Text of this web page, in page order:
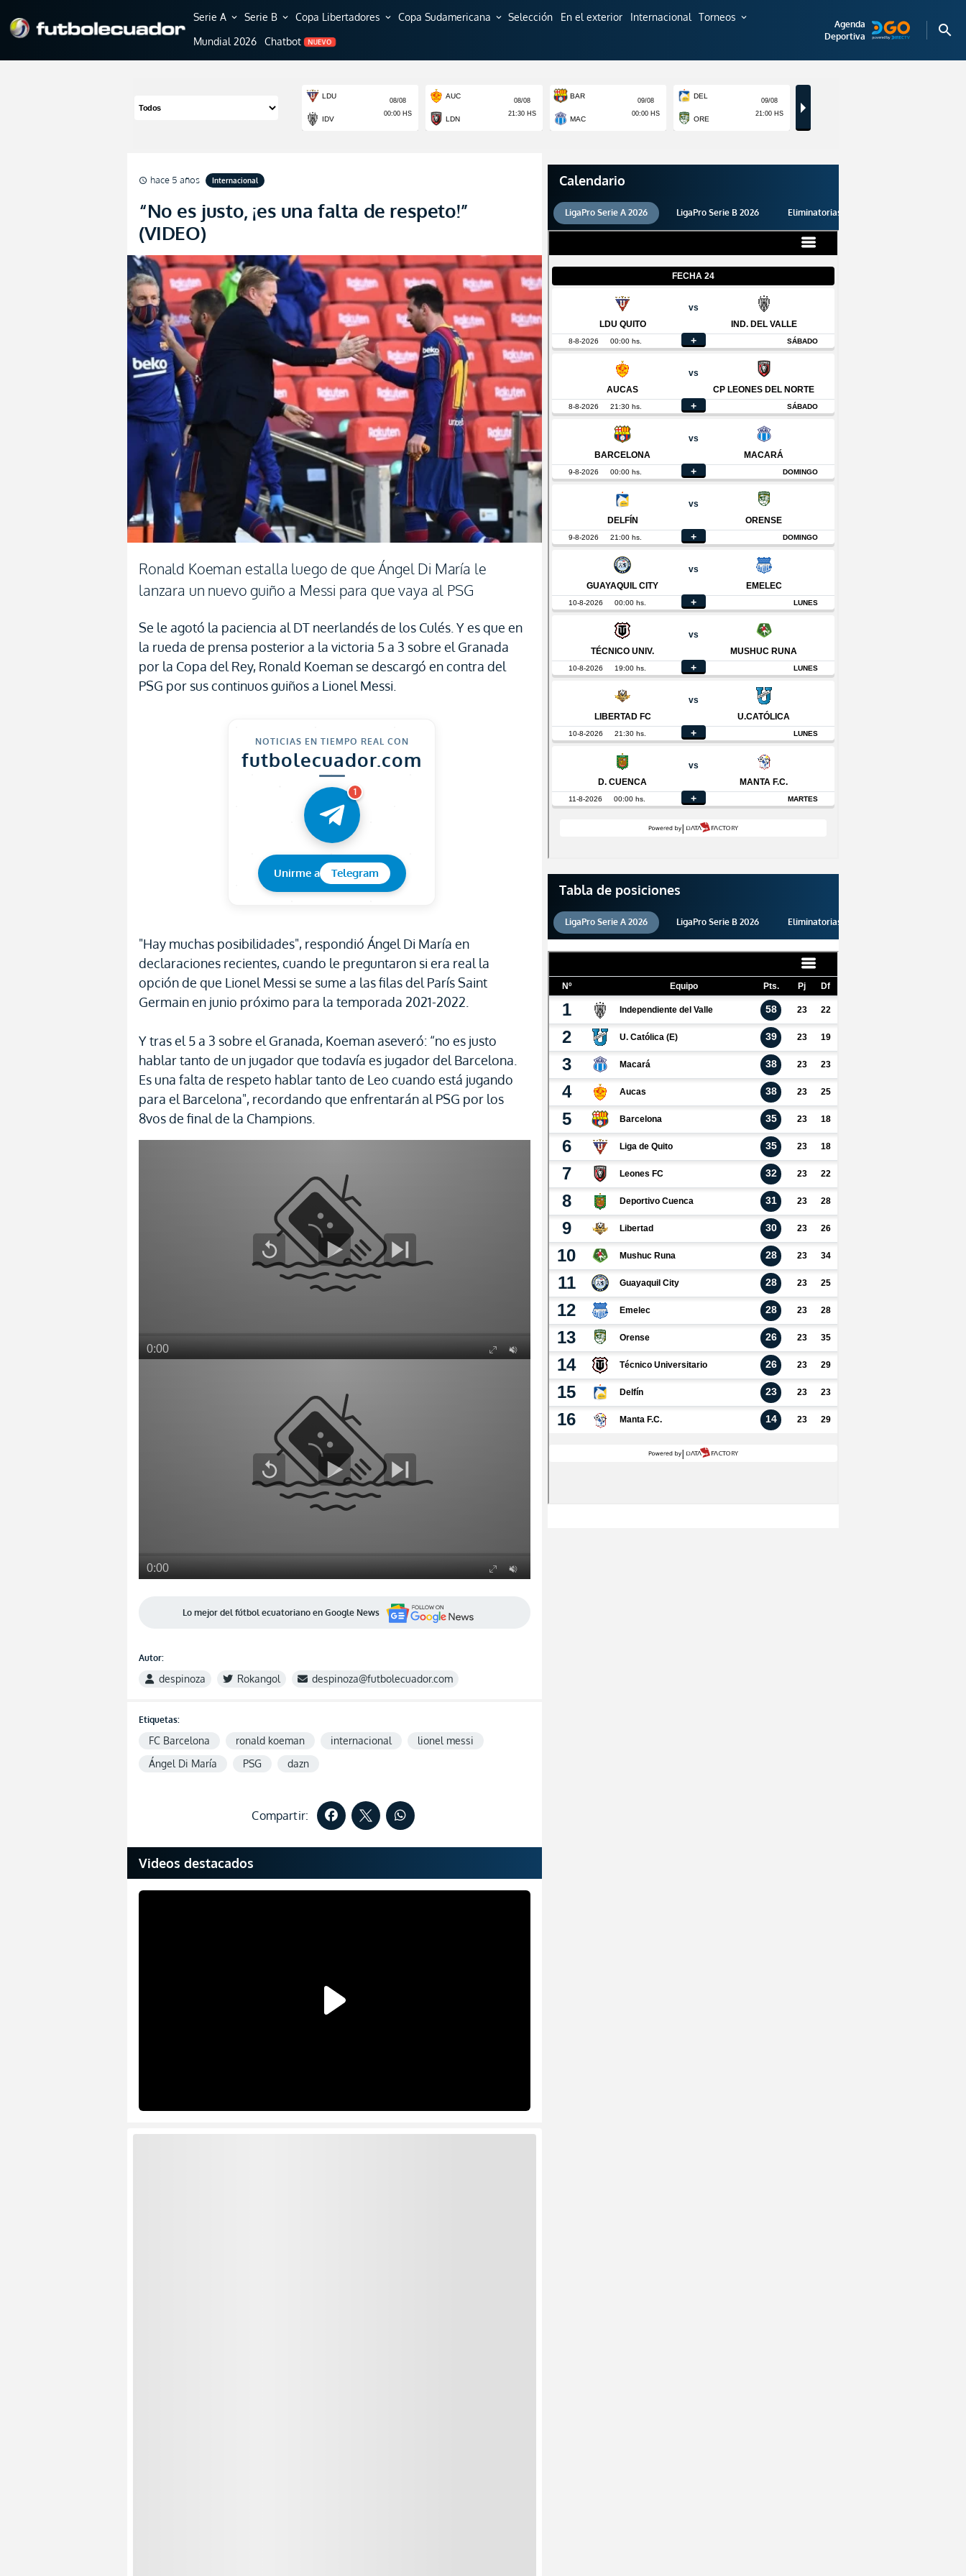
Serie A expand_more Serie B expand_more Copa Libertadores expand_more Copa Sudamericana expand_more Selección En el exterior Internacional Torneos expand_more
Mundial 2026 Chatbot NUEVO
Agenda
Deportiva
search
schedule hace 5 años Internacional
“No es justo, ¡es una falta de respeto!”
(VIDEO)
Ronald Koeman estalla luego de que Ángel Di María le
lanzara un nuevo guiño a Messi para que vaya al PSG
Se le agotó la paciencia al DT neerlandés de los Culés. Y es que en
la rueda de prensa posterior a la victoria 5 a 3 sobre el Granada
por la Copa del Rey, Ronald Koeman se descargó en contra del
PSG por sus continuos guiños a Lionel Messi.
NOTICIAS EN TIEMPO REAL CON
futbolecuador.com
1
Unirme a Telegram
"Hay muchas posibilidades", respondió Ángel Di María en
declaraciones recientes, cuando le preguntaron si era real la
opción de que Lionel Messi se sume a las filas del París Saint
Germain en junio próximo para la temporada 2021-2022.
Y tras el 5 a 3 sobre el Granada, Koeman aseveró: “no es justo
hablar tanto de un jugador que todavía es jugador del Barcelona.
Es una falta de respeto hablar tanto de Leo cuando está jugando
para el Barcelona", recordando que enfrentarán al PSG por los
8vos de final de la Champions.
Lo mejor del fútbol ecuatoriano en Google News
Autor:
despinoza Rokangol despinoza@futbolecuador.com
Etiquetas:
FC Barcelona ronald koeman internacional
lionel messi
Ángel Di María
PSG dazn
Compartir:
Videos destacados
Calendario
LigaPro Serie A 2026 LigaPro Serie B 2026 Eliminatorias 2026
Tabla de posiciones
LigaPro Serie A 2026 LigaPro Serie B 2026 Eliminatorias 2026